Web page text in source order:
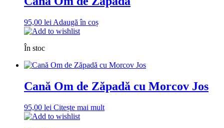
95,00 lei Adaugă în coș
Add to wishlist
În stoc
Cană Om de Zăpadă cu Morcov Jos
95,00 lei Citește mai mult
Add to wishlist